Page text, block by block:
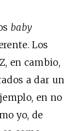
baby
Los
en cambio,
a dar un
en no
yo, de